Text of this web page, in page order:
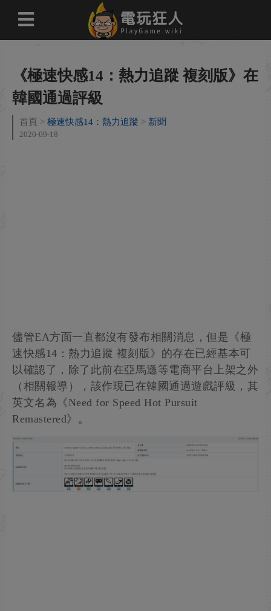
《極速快感14：熱力追蹤 複刻版》在
韓國通過評級
首頁 極速快感14：熱力追蹤 新聞
2020-09-18
儘管EA方面一直都沒有發布相關消息，但是《極
速快感14：熱力追蹤 複刻版》的存在已經基本可
以確認了，除了此前在亞馬遜等電商平台上架之外
（相關報導），該作現已在韓國通過遊戲評級，其
英文名為《Need for Speed Hot Pursuit
Remastered》。